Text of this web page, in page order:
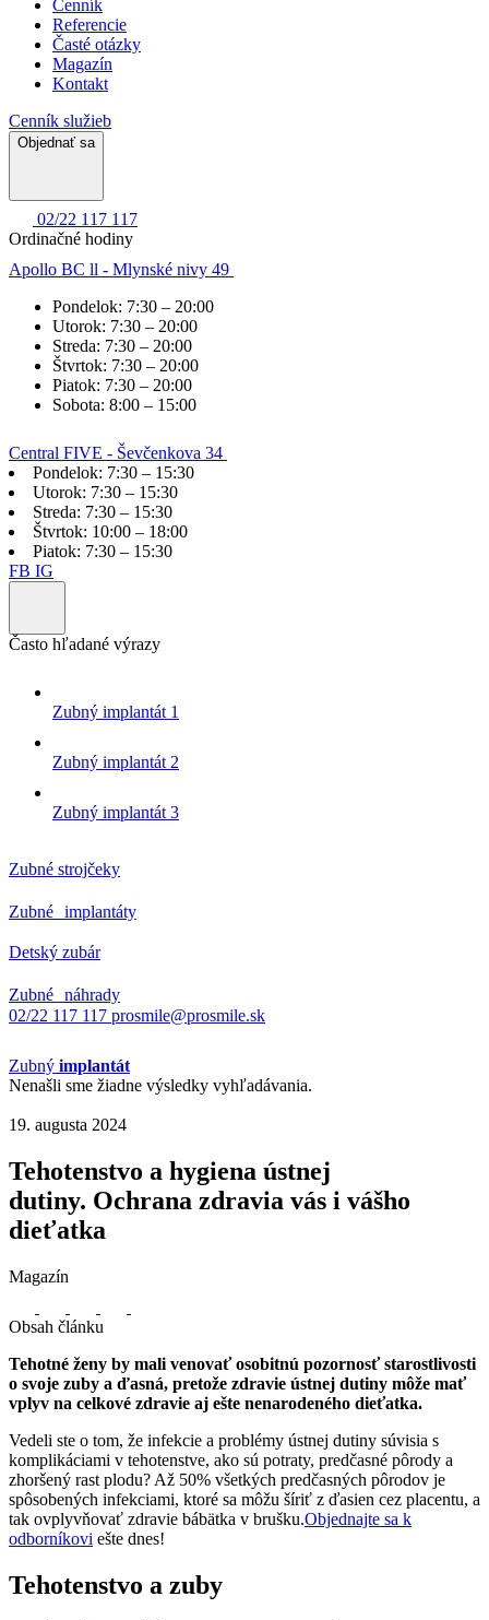
Cenník
Referencie
Časté otázky
Magazín
Kontakt
Cenník služieb
Objednať sa
02/22 117 117
Ordinačné hodiny
Apollo BC ll - Mlynské nivy 49
Pondelok: 7:30 – 20:00
Utorok: 7:30 – 20:00
Streda: 7:30 – 20:00
Štvrtok: 7:30 – 20:00
Piatok: 7:30 – 20:00
Sobota: 8:00 – 15:00
Central FIVE - Ševčenkova 34
Pondelok: 7:30 – 15:30
Utorok: 7:30 – 15:30
Streda: 7:30 – 15:30
Štvrtok: 10:00 – 18:00
Piatok: 7:30 – 15:30
FB IG
Často hľadané výrazy
Zubný implantát 1
Zubný implantát 2
Zubný implantát 3
Zubné strojčeky
Zubné implantáty
Detský zubár
Zubné náhrady
02/22 117 117 prosmile@prosmile.sk
Zubný implantát
Nenašli sme žiadne výsledky vyhľadávania.
19. augusta 2024
Tehotenstvo a hygiena ústnej
dutiny. Ochrana zdravia vás i vášho
dieťatka
Magazín
Obsah článku
Tehotné ženy by mali venovať osobitnú pozornosť starostlivosti
o svoje zuby a ďasná, pretože zdravie ústnej dutiny môže mať
vplyv na celkové zdravie aj ešte nenarodeného dieťatka.
Vedeli ste o tom, že infekcie a problémy ústnej dutiny súvisia s
komplikáciami v tehotenstve, ako sú potraty, predčasné pôrody a
zhoršený rast plodu? Až 50% všetkých predčasných pôrodov je
spôsobených infekciami, ktoré sa môžu šíriť z ďasien cez placentu, a
tak ovplyvňovať zdravie bábätka v brušku.Objednajte sa k
odborníkovi ešte dnes!
Tehotenstvo a zuby